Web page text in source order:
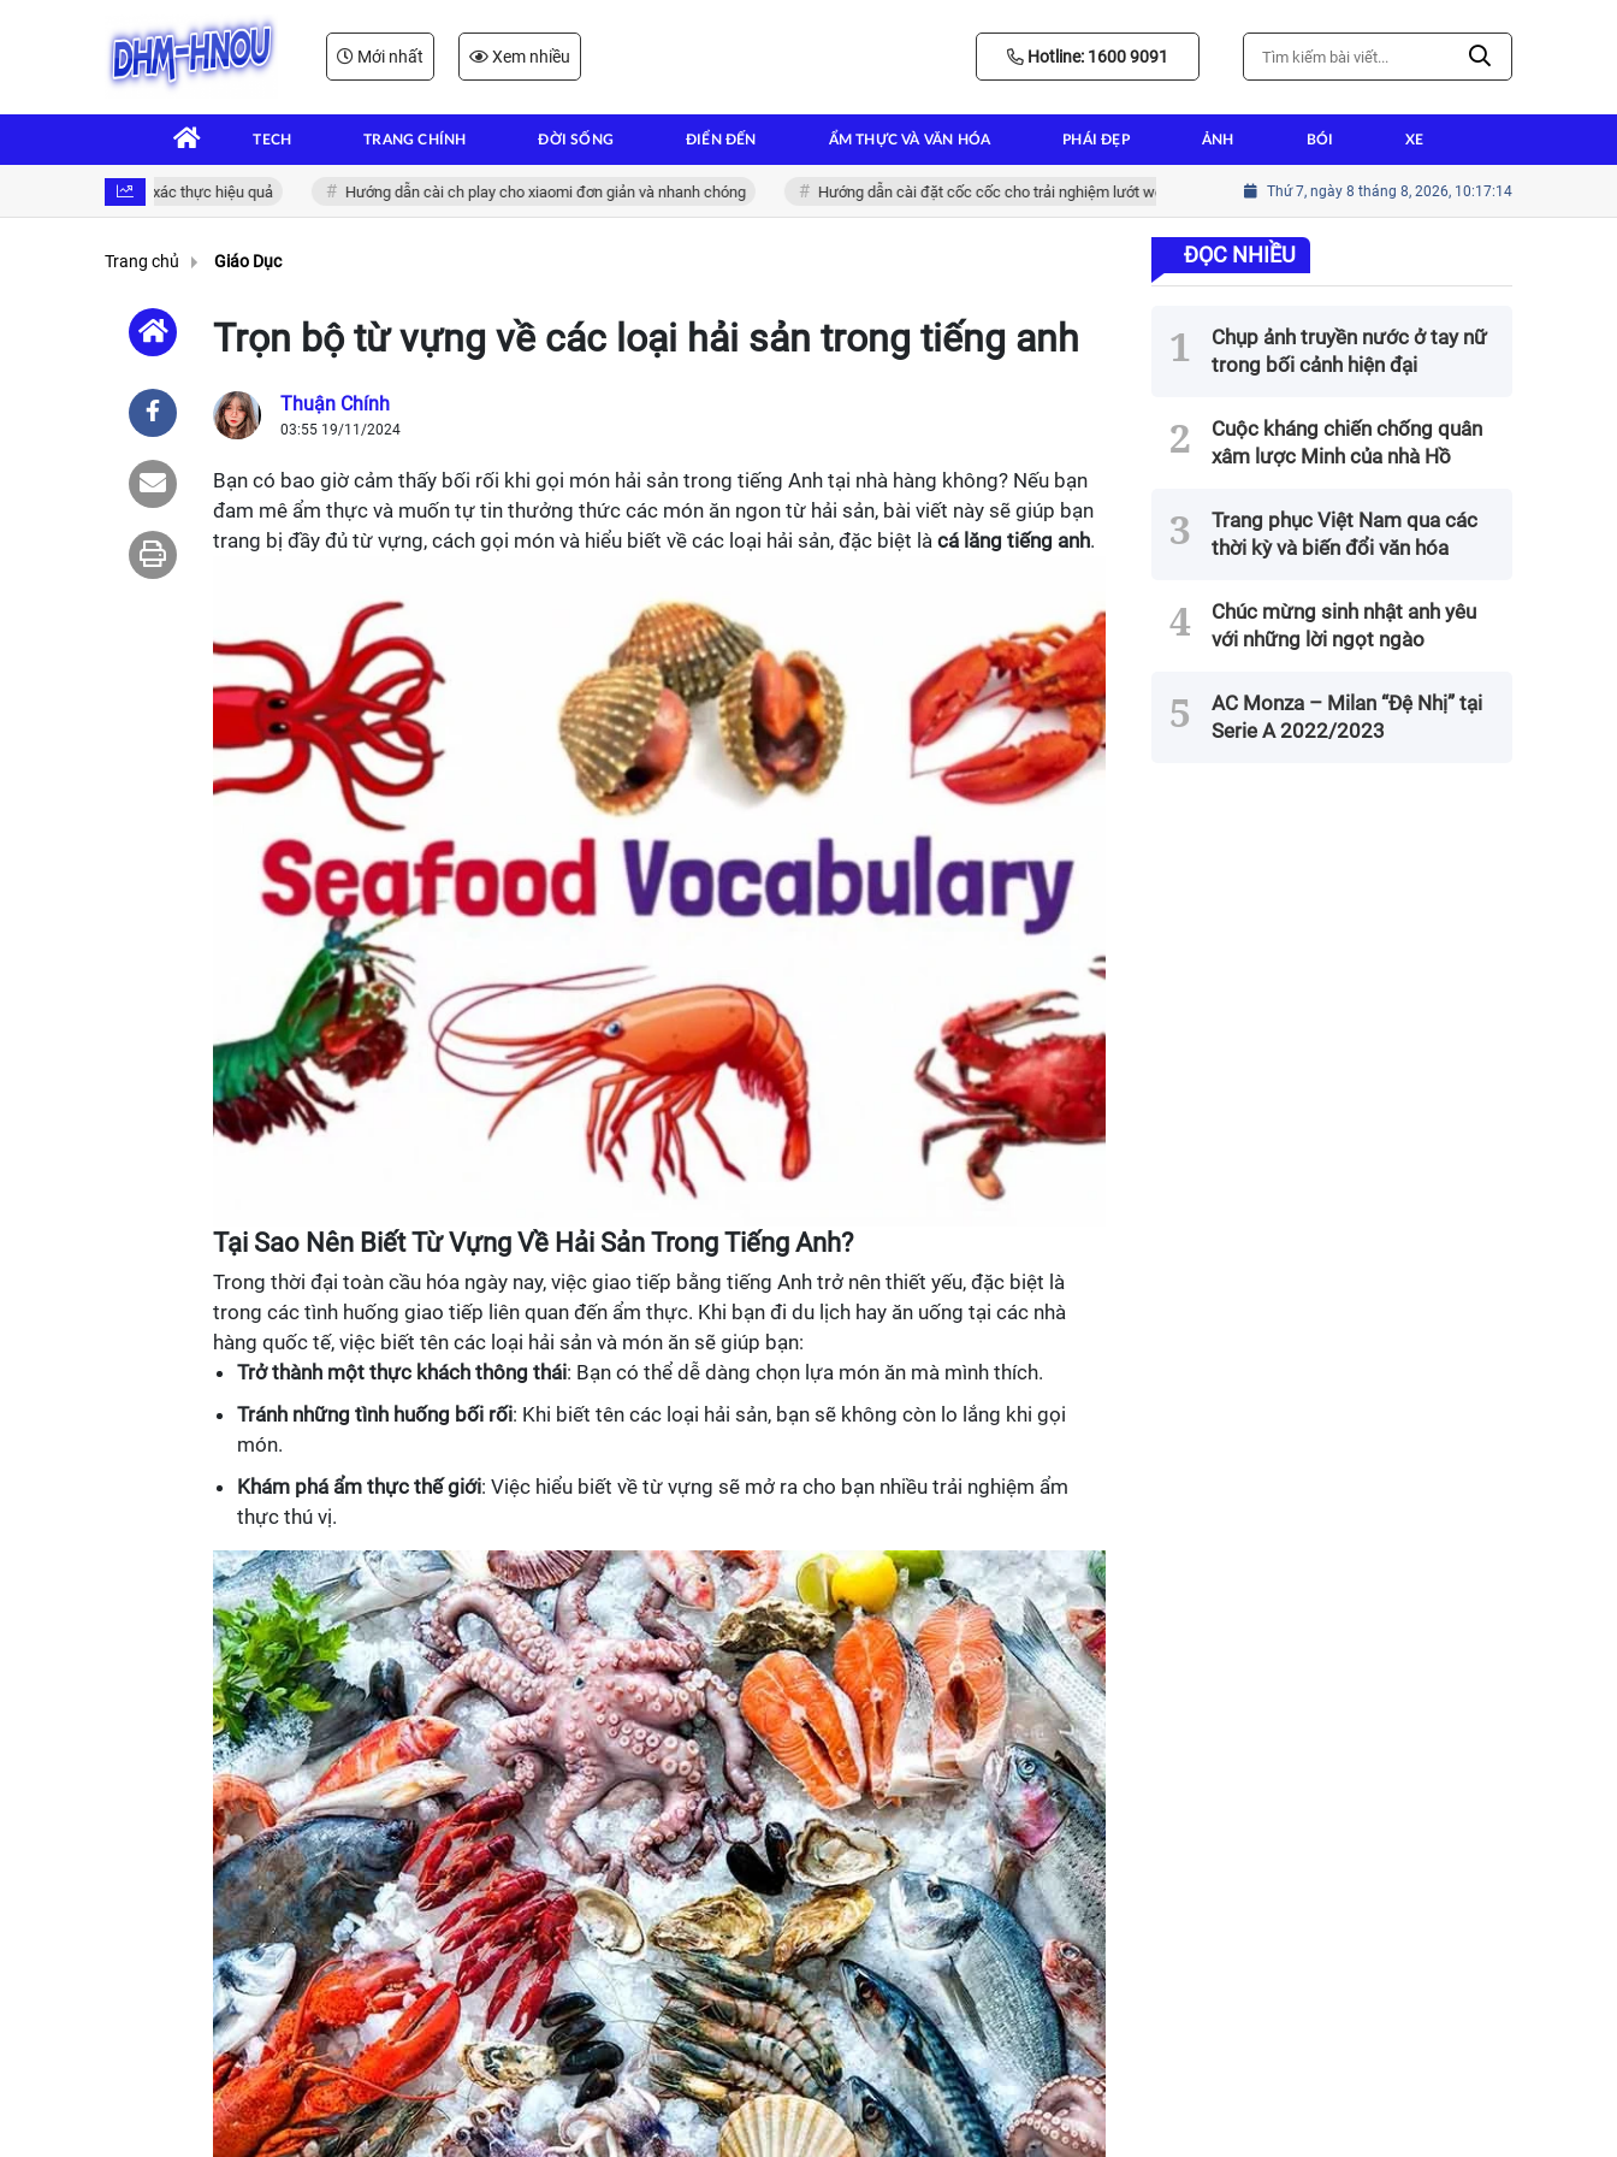
Mới nhất Xem nhiều Hotline: 1600 9091
TECH TRANG CHÍNH ĐỜI SỐNG ĐIỂN ĐẾN ẨM THỰC VÀ VĂN HÓA PHÁI ĐẸP ẢNH BÓI XE
tử: Giải pháp xác thực hiệu quả Hướng dẫn cài ch play cho xiaomi đơn giản và nhanh chóng Hướng dẫn cài đặt cốc cốc cho trải nghiệm lướt web tốt nhất Hướng dẫn cài win tại nhà thành tín cho người mới bắt
Thứ 7, ngày 8 tháng 8, 2026, 10:17:16
Trang chủ Giáo Dục
Trọn bộ từ vựng về các loại hải sản trong tiếng anh
Thuận Chính
03:55 19/11/2024
Bạn có bao giờ cảm thấy bối rối khi gọi món hải sản trong tiếng Anh tại nhà hàng không? Nếu bạn
đam mê ẩm thực và muốn tự tin thưởng thức các món ăn ngon từ hải sản, bài viết này sẽ giúp bạn
trang bị đầy đủ từ vựng, cách gọi món và hiểu biết về các loại hải sản, đặc biệt là cá lăng tiếng anh.
Tại Sao Nên Biết Từ Vựng Về Hải Sản Trong Tiếng Anh?
Trong thời đại toàn cầu hóa ngày nay, việc giao tiếp bằng tiếng Anh trở nên thiết yếu, đặc biệt là
trong các tình huống giao tiếp liên quan đến ẩm thực. Khi bạn đi du lịch hay ăn uống tại các nhà
hàng quốc tế, việc biết tên các loại hải sản và món ăn sẽ giúp bạn:
Trở thành một thực khách thông thái: Bạn có thể dễ dàng chọn lựa món ăn mà mình thích.
Tránh những tình huống bối rối: Khi biết tên các loại hải sản, bạn sẽ không còn lo lắng khi gọi
món.
Khám phá ẩm thực thế giới: Việc hiểu biết về từ vựng sẽ mở ra cho bạn nhiều trải nghiệm ẩm
thực thú vị.
ĐỌC NHIỀU
Chụp ảnh truyền nước ở tay nữ
trong bối cảnh hiện đại
Cuộc kháng chiến chống quân
xâm lược Minh của nhà Hồ
Trang phục Việt Nam qua các
thời kỳ và biến đổi văn hóa
Chúc mừng sinh nhật anh yêu
với những lời ngọt ngào
AC Monza – Milan “Đệ Nhị” tại
Serie A 2022/2023